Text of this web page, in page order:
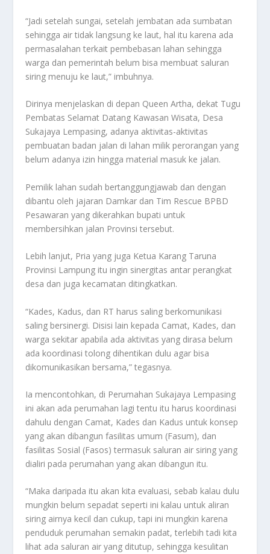
“Jadi setelah sungai, setelah jembatan ada sumbatan
sehingga air tidak langsung ke laut, hal itu karena ada
permasalahan terkait pembebasan lahan sehingga
warga dan pemerintah belum bisa membuat saluran
siring menuju ke laut,” imbuhnya.
Dirinya menjelaskan di depan Queen Artha, dekat Tugu
Pembatas Selamat Datang Kawasan Wisata, Desa
Sukajaya Lempasing, adanya aktivitas-aktivitas
pembuatan badan jalan di lahan milik perorangan yang
belum adanya izin hingga material masuk ke jalan.
Pemilik lahan sudah bertanggungjawab dan dengan
dibantu oleh jajaran Damkar dan Tim Rescue BPBD
Pesawaran yang dikerahkan bupati untuk
membersihkan jalan Provinsi tersebut.
Lebih lanjut, Pria yang juga Ketua Karang Taruna
Provinsi Lampung itu ingin sinergitas antar perangkat
desa dan juga kecamatan ditingkatkan.
“Kades, Kadus, dan RT harus saling berkomunikasi
saling bersinergi. Disisi lain kepada Camat, Kades, dan
warga sekitar apabila ada aktivitas yang dirasa belum
ada koordinasi tolong dihentikan dulu agar bisa
dikomunikasikan bersama,” tegasnya.
Ia mencontohkan, di Perumahan Sukajaya Lempasing
ini akan ada perumahan lagi tentu itu harus koordinasi
dahulu dengan Camat, Kades dan Kadus untuk konsep
yang akan dibangun fasilitas umum (Fasum), dan
fasilitas Sosial (Fasos) termasuk saluran air siring yang
dialiri pada perumahan yang akan dibangun itu.
“Maka daripada itu akan kita evaluasi, sebab kalau dulu
mungkin belum sepadat seperti ini kalau untuk aliran
siring airnya kecil dan cukup, tapi ini mungkin karena
penduduk perumahan semakin padat, terlebih tadi kita
lihat ada saluran air yang ditutup, sehingga kesulitan